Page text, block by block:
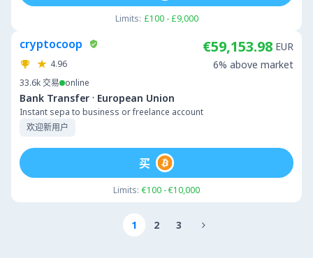
Limits: £100 - £9,000
cryptocoop
4.96
33.6k交易 online
Bank Transfer · European Union
Instant sepa to business or freelance account
欢迎新用户
€59,153.98 EUR
6% above market
Limits: €100 - €10,000
买
1 2 3 